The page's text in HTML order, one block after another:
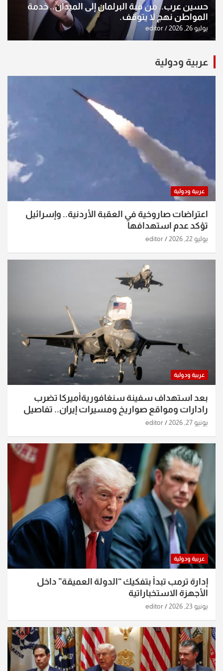
حسين عرب.. من قبة البرلمان إلى الميدان.. خدمة
المواطن نهج لا يتوقف.
يوليو 26, 2026 editor
عربية ودولية
عربية ودولية
اعتراضات صاروخية في العقبة الأردنية.. وإسرائيل
تؤكد عدم استهدافها
يوليو 22, 2026 editor
عربية ودولية
بعد استهداف سفينة سنغافوريةأميركا تضرب
رادارات ومواقع صواريخ ومسيرات إيران.. تفاصيل
الساعات الماضية
يونيو 27, 2026 editor
عربية ودولية
إدارة ترمب تبدأ بتفكيك “الدولة العميقة” داخل
الأجهزة الاستخباراتية
يونيو 23, 2026 editor